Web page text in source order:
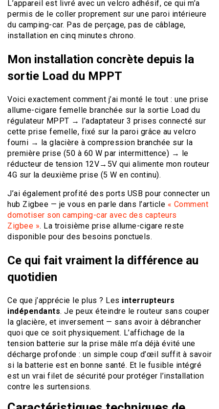
L’appareil est livré avec un velcro adhésif, ce qui m’a
permis de le coller proprement sur une paroi intérieure
du camping-car. Pas de perçage, pas de câblage,
installation en cinq minutes chrono.
Mon installation concrète depuis la
sortie Load du MPPT
Voici exactement comment j’ai monté le tout : une prise
allume-cigare femelle branchée sur la sortie Load du
régulateur MPPT → l’adaptateur 3 prises connecté sur
cette prise femelle, fixé sur la paroi grâce au velcro
fourni → la glacière à compression branchée sur la
première prise (50 à 60 W par intermittence) → le
réducteur de tension 12V→5V qui alimente mon routeur
4G sur la deuxième prise (5 W en continu).
J’ai également profité des ports USB pour connecter un
hub Zigbee — je vous en parle dans l’article « Comment
domotiser son camping-car avec des capteurs
Zigbee ». La troisième prise allume-cigare reste
disponible pour des besoins ponctuels.
Ce qui fait vraiment la différence au
quotidien
Ce que j’apprécie le plus ? Les interrupteurs
indépendants. Je peux éteindre le routeur sans couper
la glacière, et inversement — sans avoir à débrancher
quoi que ce soit physiquement. L’affichage de la
tension batterie sur la prise mâle m’a déjà évité une
décharge profonde : un simple coup d’œil suffit à savoir
si la batterie est en bonne santé. Et le fusible intégré
est un vrai filet de sécurité pour protéger l’installation
contre les surtensions.